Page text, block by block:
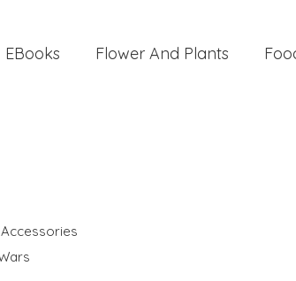
EBooks Flower And Plants
Accessories